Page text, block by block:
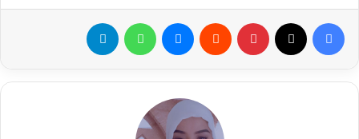
فيسبوك بينتيريست ماسنجر واتساب